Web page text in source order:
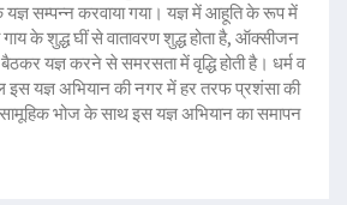
यज्ञ सम्पन्न करवाया गया। यज्ञ में आहूति के रूप में
गाय के शुद्ध घीं से वातावरण शुद्ध होता है, ऑक्सीजन
बैठकर यज्ञ करने से समरसता में वृद्धि होती है। धर्म व
इस यज्ञ अभियान की नगर में हर तरफ प्रशंसा की
सामूहिक भोज के साथ इस यज्ञ अभियान का समापन